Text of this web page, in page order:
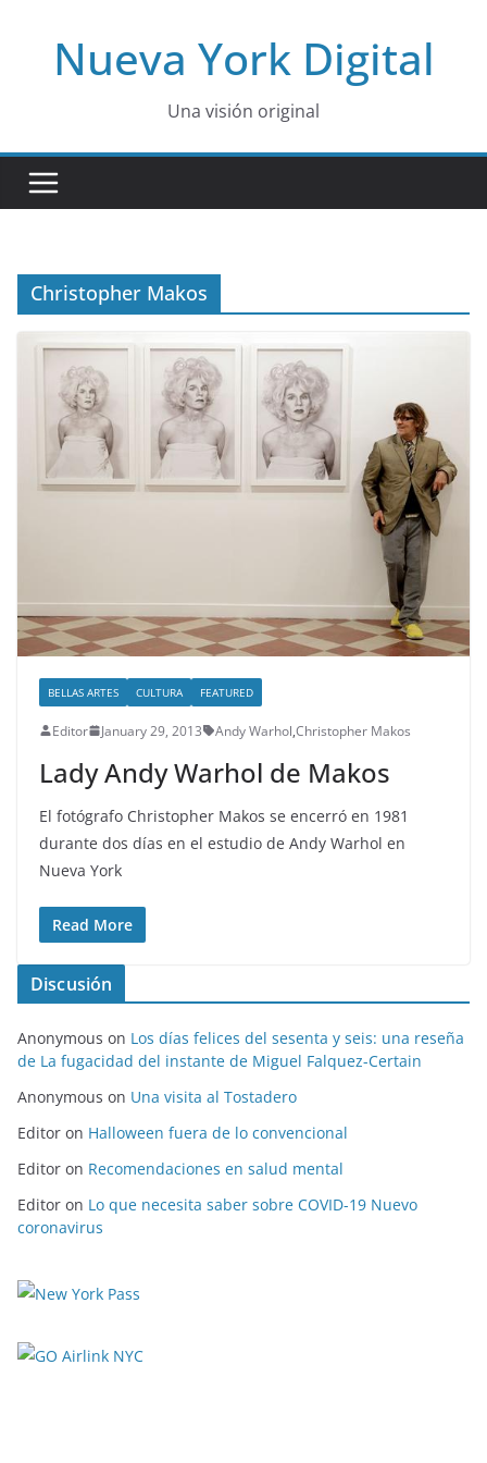
contentNueva York Digital
Una visión original
Christopher Makos
BELLAS ARTES CULTURA FEATURED
Editor January 29, 2013 Andy Warhol,Christopher Makos
Lady Andy Warhol de Makos
El fotógrafo Christopher Makos se encerró en 1981
durante dos días en el estudio de Andy Warhol en
Nueva York
Read More
Discusión
Anonymous on Los días felices del sesenta y seis: una reseña
de La fugacidad del instante de Miguel Falquez-Certain
Anonymous on Una visita al Tostadero
Editor on Halloween fuera de lo convencional
Editor on Recomendaciones en salud mental
Editor on Lo que necesita saber sobre COVID-19 Nuevo
coronavirus